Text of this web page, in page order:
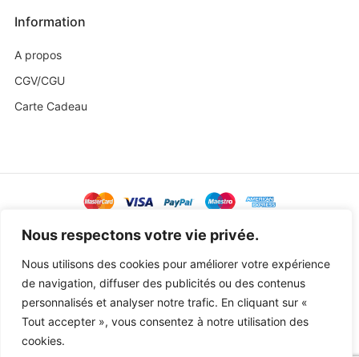
Nous respectons votre vie privée.
Nous utilisons des cookies pour améliorer votre expérience
de navigation, diffuser des publicités ou des contenus
personnalisés et analyser notre trafic. En cliquant sur «
Tout accepter », vous consentez à notre utilisation des
cookies.
Information
A propos
CGV/CGU
Carte Cadeau
@ Copyright 2023 Baby Sweetness byAgence Exoa